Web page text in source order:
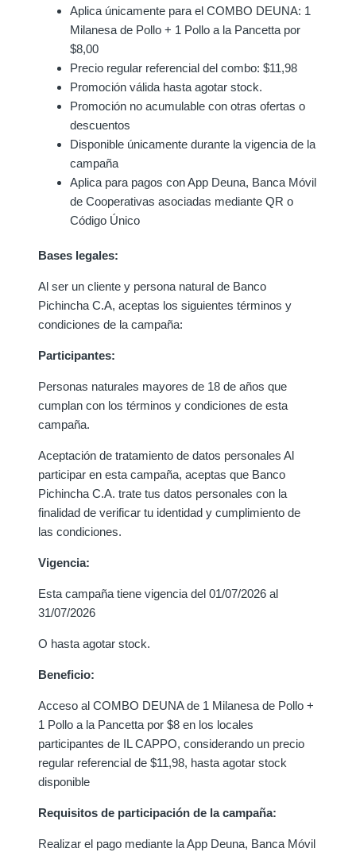
Aplica únicamente para el COMBO DEUNA: 1
Milanesa de Pollo + 1 Pollo a la Pancetta por
$8,00
Precio regular referencial del combo: $11,98
Promoción válida hasta agotar stock.
Promoción no acumulable con otras ofertas o
descuentos
Disponible únicamente durante la vigencia de la
campaña
Aplica para pagos con App Deuna, Banca Móvil
de Cooperativas asociadas mediante QR o
Código Único
Bases legales:
Al ser un cliente y persona natural de Banco
Pichincha C.A, aceptas los siguientes términos y
condiciones de la campaña:
Participantes:
Personas naturales mayores de 18 de años que
cumplan con los términos y condiciones de esta
campaña.
Aceptación de tratamiento de datos personales Al
participar en esta campaña, aceptas que Banco
Pichincha C.A. trate tus datos personales con la
finalidad de verificar tu identidad y cumplimiento de
las condiciones.
Vigencia:
Esta campaña tiene vigencia del 01/07/2026 al
31/07/2026
O hasta agotar stock.
Beneficio:
Acceso al COMBO DEUNA de 1 Milanesa de Pollo +
1 Pollo a la Pancetta por $8 en los locales
participantes de IL CAPPO, considerando un precio
regular referencial de $11,98, hasta agotar stock
disponible
Requisitos de participación de la campaña:
Realizar el pago mediante la App Deuna, Banca Móvil